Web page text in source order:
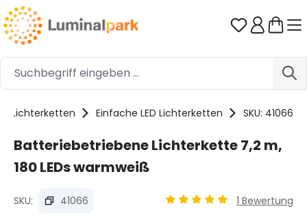
Zum Hauptinhalt springen Du hast 0
Lichterketten Einfache LED Lichterketten SKU: 41066
Batteriebetriebene Lichterkette 7,2 m,
180 LEDs warmweiß
SKU: 41066 1 Bewertung